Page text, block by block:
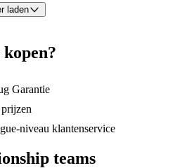
laden
Garantie
niveau klantenservice
teams